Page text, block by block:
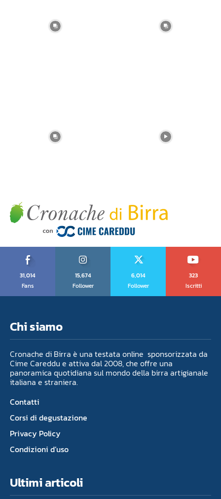
31,014
Fans
15,674
Follower
6,014
Follower
323
Iscritti
Chi siamo
Cronache di Birra è una testata online sponsorizzata da
Cime Careddu e attiva dal 2008, che offre una
panoramica quotidiana sul mondo della birra artigianale
italiana e straniera.
Contatti
Corsi di degustazione
Privacy Policy
Condizioni d’uso
Ultimi articoli